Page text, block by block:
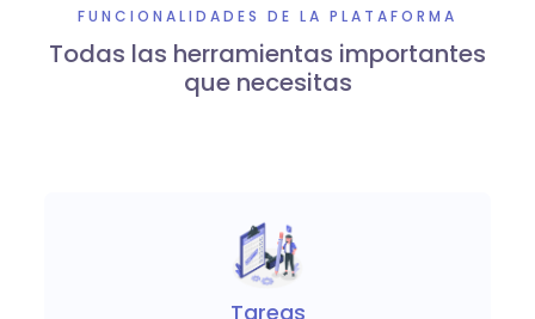
FUNCIONALIDADES DE LA PLATAFORMA
Todas las herramientas importantes
que necesitas
Tareas